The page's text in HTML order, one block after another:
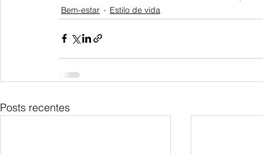
Bem-estar Estilo de vida
Posts recentes